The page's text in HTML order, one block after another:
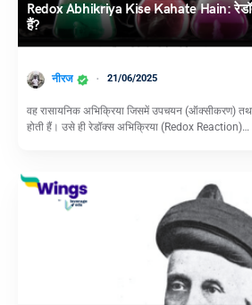
Redox Abhikriya Kise Kahate Hain:
हैं?
नीरज 21/06/2025
वह रासायनिक अभिक्रिया जिसमें उपचयन (ऑक्सीकरण)
होती हैं। उसे ही रेडॉक्स अभिक्रिया (Redox Reaction)…